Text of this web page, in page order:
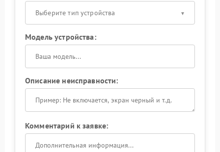
Выберите тип устройства
Модель устройства:
Описание неисправности:
Комментарий к заявке: